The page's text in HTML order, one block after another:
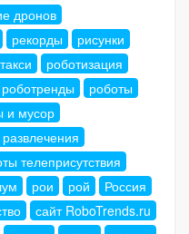
дронов
рекорды
рисунки
роботизация
роботренды
роботы
и мусор
телеприсутствия
рои рой
Россия
сайт RoboTrends.ru